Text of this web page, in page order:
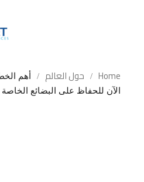
Home حول العالم
أهم
الآن للحفاظ على البضائع